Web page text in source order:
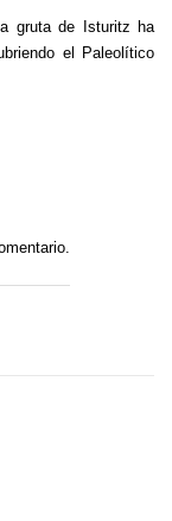
gruta de Isturitz ha
el Paleolítico